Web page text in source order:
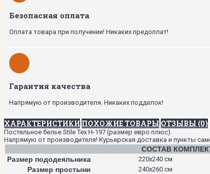
Безопасная оплата
Оплата товара при получении! Никаких предоплат!
Гарантия качества
Напрямую от производителя. Никаких подделок!
ХАРАКТЕРИСТИКИ ПОХОЖИЕ ТОВАРЫ ОТЗЫВЫ (0)
Постельное белье Stile Tex H-197 (размер евро плюс).
Напрямую от производителя! Курьерская доставка и пункты
СОСТАВ
Размер пододеяльника
220х240 см
Размер простыни 240х260 см